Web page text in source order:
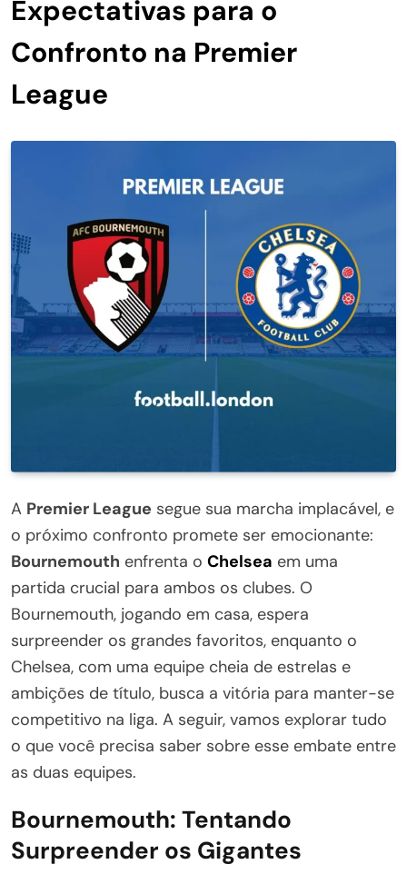
Expectativas para o
Confronto na Premier
League
A Premier League segue sua marcha implacável, e
o próximo confronto promete ser emocionante:
Bournemouth enfrenta o Chelsea em uma
partida crucial para ambos os clubes. O
Bournemouth, jogando em casa, espera
surpreender os grandes favoritos, enquanto o
Chelsea, com uma equipe cheia de estrelas e
ambições de título, busca a vitória para manter-se
competitivo na liga. A seguir, vamos explorar tudo
o que você precisa saber sobre esse embate entre
as duas equipes.
Bournemouth: Tentando
Surpreender os Gigantes